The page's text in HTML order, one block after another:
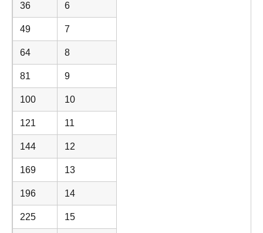
36 6
49 7
64 8
81 9
100 10
121 11
144 12
169 13
196 14
225 15